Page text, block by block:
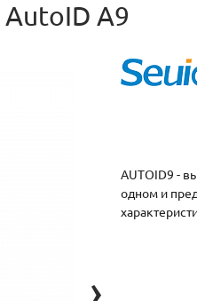
A9
›
AUTOID9 -
одном и